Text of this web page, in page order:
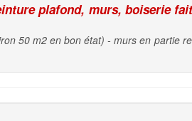
plafond, murs, boiserie
50 m2 en bon état) - murs en partie